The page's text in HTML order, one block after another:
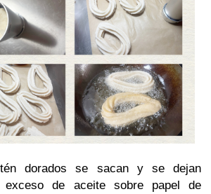
dorados se sacan y se dejan
de aceite sobre papel de